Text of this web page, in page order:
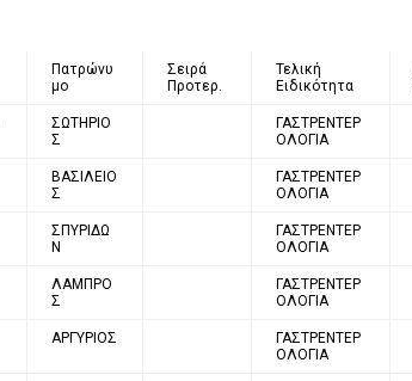
Πατρώνυ
μο
Σειρά
Προτερ.
Τελική
Ειδικότητα
ΣΩΤΗΡΙΟ
Σ
ΓΑΣΤΡΕΝΤΕΡ
ΟΛΟΓΙΑ
ΒΑΣΙΛΕΙΟ
Σ
ΓΑΣΤΡΕΝΤΕΡ
ΟΛΟΓΙΑ
ΣΠΥΡΙΔΩ
Ν
ΓΑΣΤΡΕΝΤΕΡ
ΟΛΟΓΙΑ
ΛΑΜΠΡΟ
Σ
ΓΑΣΤΡΕΝΤΕΡ
ΟΛΟΓΙΑ
ΑΡΓΥΡΙΟΣ
ΓΑΣΤΡΕΝΤΕΡ
ΟΛΟΓΙΑ